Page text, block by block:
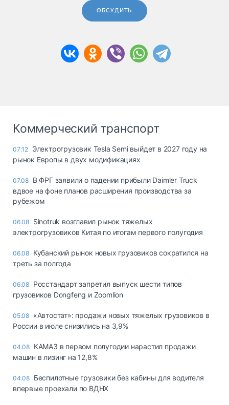
ОБСУДИТЬ
Коммерческий транспорт
07:12 Электрогрузовик Tesla Semi выйдет в 2027 году на
рынок Европы в двух модификациях
07.08 В ФРГ заявили о падении прибыли Daimler Truck
вдвое на фоне планов расширения производства за
рубежом
06.08 Sinotruk возглавил рынок тяжелых
электрогрузовиков Китая по итогам первого полугодия
06.08 Кубанский рынок новых грузовиков сократился на
треть за полгода
06.08 Росстандарт запретил выпуск шести типов
грузовиков Dongfeng и Zoomlion
05.08 «Автостат»: продажи новых тяжелых грузовиков в
России в июле снизились на 3,9%
04.08 КАМАЗ в первом полугодии нарастил продажи
машин в лизинг на 12,8%
04.08 Беспилотные грузовики без кабины для водителя
впервые проехали по ВДНХ